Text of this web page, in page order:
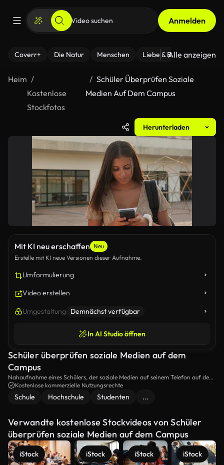
Anmelden
Coverr+ Die Natur Menschen Liebe & Beziehungen
Alle anzeigen
Heim
Kostenlose
Stockfotos
Schüler Überprüfen Soziale
Medien Auf Dem Campus
Herunterladen
Mit KI neu erschaffen Neu
Erstelle mit KI neue Versionen dieser Aufnahme.
Umformulierung
Video erstellen
Umgestaltung Demnächst verfügbar
In AI Studio öffnen
Schüler überprüfen soziale Medien auf dem
Campus
Nahaufnahme eines Schülers, der soziale Medien auf seinem Telefon auf dem
Schulcampus kontrolliert.
Kostenlose kommerzielle Nutzungsrechte
Schule Hochschule Studenten ...
Verwandte kostenlose Stockvideos von Schüler
überprüfen soziale Medien auf dem Campus
iStock iStock iStock iStock